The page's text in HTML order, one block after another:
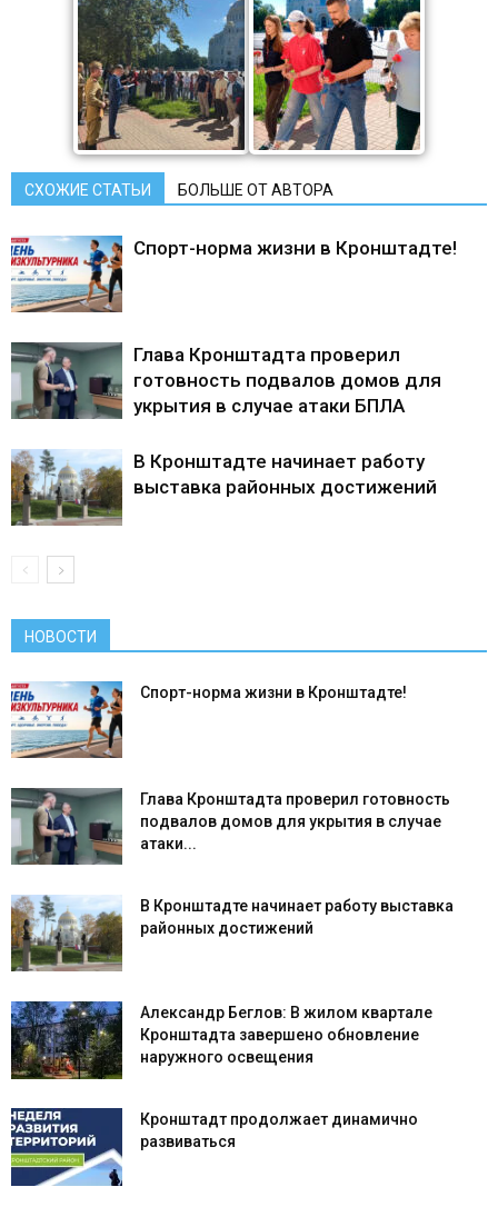
СХОЖИЕ СТАТЬИ БОЛЬШЕ ОТ АВТОРА
Спорт-норма жизни в Кронштадте!
Глава Кронштадта проверил
готовность подвалов домов для
укрытия в случае атаки БПЛА
В Кронштадте начинает работу
выставка районных достижений
НОВОСТИ
Спорт-норма жизни в Кронштадте!
Глава Кронштадта проверил готовность
подвалов домов для укрытия в случае
атаки...
В Кронштадте начинает работу выставка
районных достижений
Александр Беглов: В жилом квартале
Кронштадта завершено обновление
наружного освещения
Кронштадт продолжает динамично
развиваться